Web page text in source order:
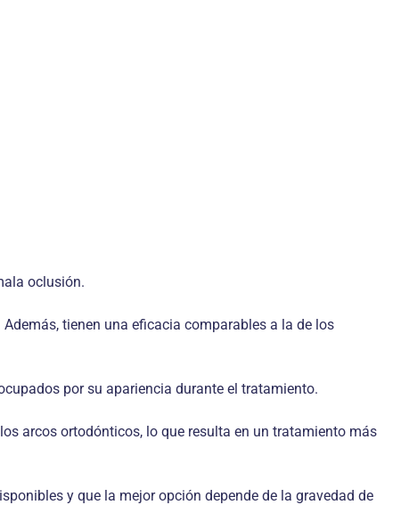
oclusión.
tienen una eficacia comparables a la de los
por su apariencia durante el tratamiento.
arcos ortodónticos, lo que resulta en un tratamiento más
y que la mejor opción depende de la gravedad de